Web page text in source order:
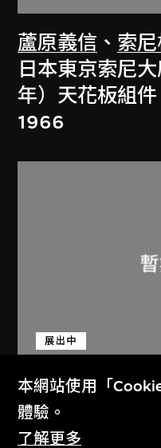
蘆原義信 、 索
日本東京索尼
年）天花板組件
1966
蘆原義信 、索
展出中
日本東京索尼
本網站使用「
體驗。
了解更多